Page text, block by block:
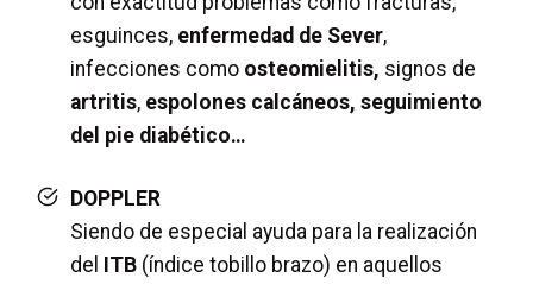
esguinces, enfermedad de Sever,
infecciones como osteomielitis, signos de
artritis, espolones calcáneos, seguimiento
del pie diabético…
DOPPLER
Siendo de especial ayuda para la realización
del ITB(índice tobillo brazo) en aquellos